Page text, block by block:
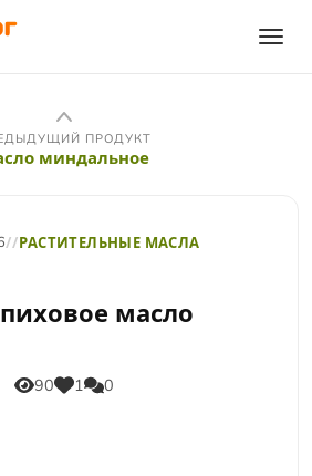
ПРОДУКТ
миндальное
//РАСТИТЕЛЬНЫЕ МАСЛА
масло
90 1 0